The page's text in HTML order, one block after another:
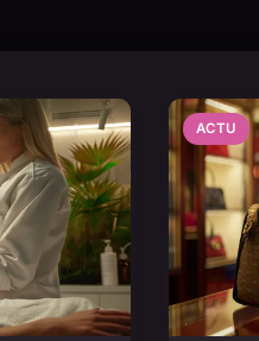
ACTU